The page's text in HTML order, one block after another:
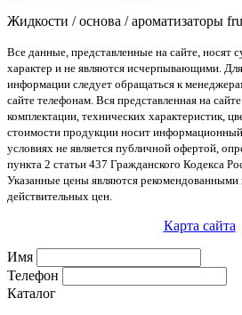
Жидкости / основа / ароматизаторы
Все данные, представленные на сайте, носят
характер и не являются исчерпывающими.
информации следует обращаться к
сайте телефонам. Вся представленная на
комплектации, технических характеристик,
стоимости продукции носит
условиях не является публичной офертой,
пункта 2 статьи 437 Гражданского Кодекса
Указанные цены являются рекомендованными
действительных цен.
Карта сайта
Имя
Телефон
Каталог